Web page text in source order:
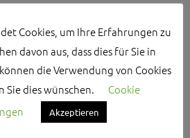
Widget Area
widgets to this widget area.
Cookies, um Ihre Erfahrungen zu
davon aus, dass dies für Sie in
die Verwendung von Cookies
Sie dies wünschen.
Cookie
Akzeptieren